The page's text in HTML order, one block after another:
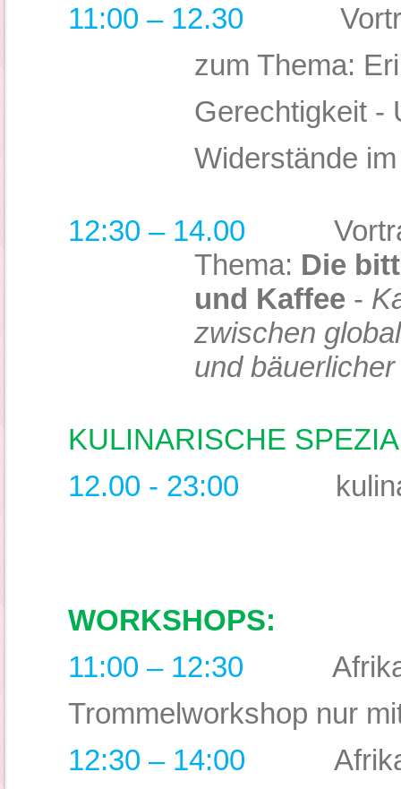
11:00 – 12.30
zum Thema:
Gerechtigkeit -
Widerstände
12:30 – 14.00
Vortrag
Thema: Die
und Kaffee -
zwischen
und
KULINARISCHE
12.00 - 23:00
WORKSHOPS:
11:00 – 12:30
Trommelworkshop nur
12:30 – 14:00